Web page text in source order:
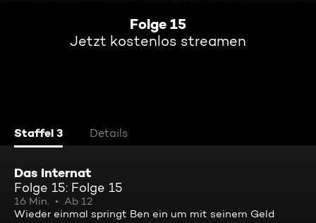
Folge 15
Jetzt kostenlos streamen
Staffel 3 Details
Das Internat
Folge 15: Folge 15
16 Min.
Ab 12
Wieder einmal springt Ben ein um mit seinem Geld